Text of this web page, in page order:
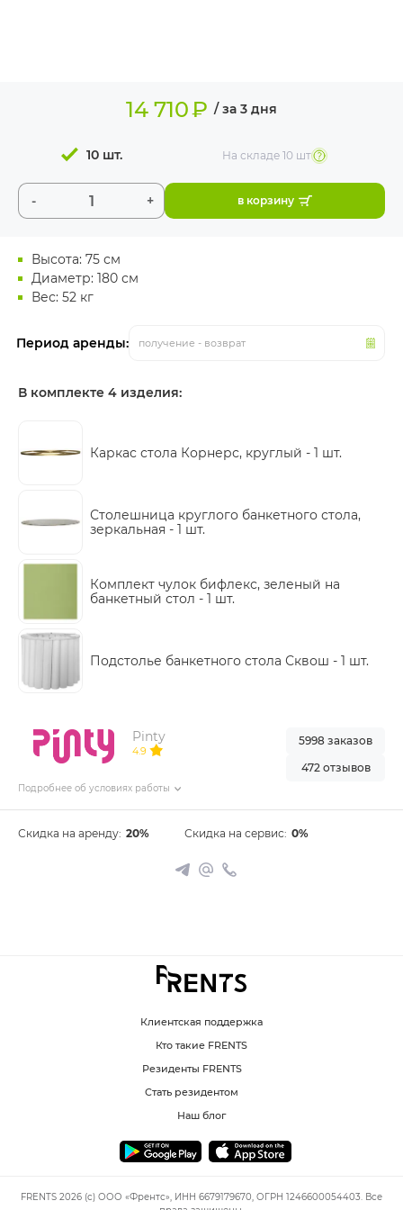
Высота: 75 см
Диаметр: 180 см
Вес: 52 кг
Период аренды: получение - возврат
14 710₽ / за 3 дня
- +
10 шт. На складе10 шт
в корзину
В комплекте 4 изделия:
Каркас стола Корнерс, круглый - 1 шт.
Столешница круглого банкетного стола,
зеркальная - 1 шт.
Комплект чулок бифлекс, зеленый на
банкетный стол - 1 шт.
Подстолье банкетного стола Сквош - 1 шт.
Pinty
4.9
Подробнее об условиях работы
5998 заказов
472 отзывов
Скидка на аренду: 20% Скидка на сервис: 0%
Клиентская поддержка
Кто такие FRENTS
Резиденты FRENTS
Стать резидентом
Наш блог
FRENTS 2026 (c) ООО «Френтс», ИНН 6679179670, ОГРН 1246600054403. Все